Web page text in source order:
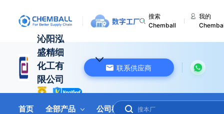
搜索
Chemball
我的
沁阳泓
盛精细
化工有
限公司
联系供应商
首页 全部产品 公司概况 联系我们